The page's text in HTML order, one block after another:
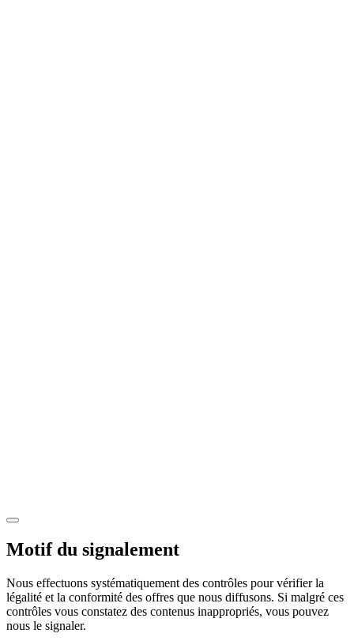
Motif du signalement
Nous effectuons systématiquement des contrôles pour vérifier la
légalité et la conformité des offres que nous diffusons. Si malgré ces
contrôles vous constatez des contenus inappropriés, vous pouvez
nous le signaler.